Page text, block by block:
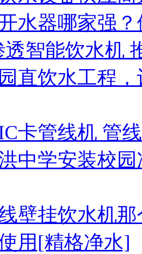
水器哪家强
透智能饮水机
直饮水工程
卡管线机 管
中学安装校
壁挂饮水机
用[精格净水]